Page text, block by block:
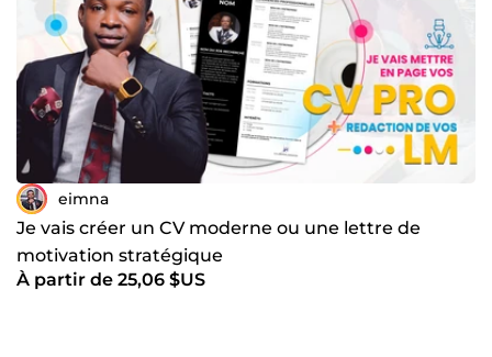
eimna
Je vais créer un CV moderne ou une lettre de
motivation stratégique
À partir de 25,06 $US